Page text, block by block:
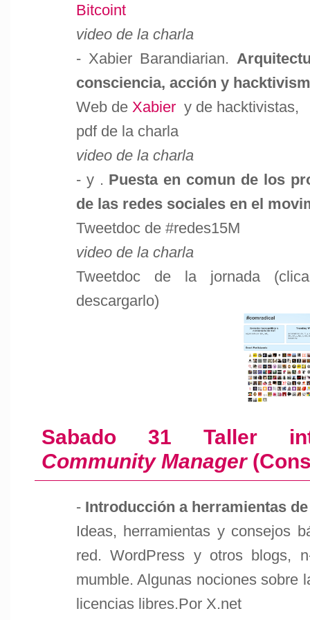
Bitcoint
video de la charla
- Xabier Barandiarian.
consciencia, acción y
Web de Xabier y de hacktivistas,
pdf de la charla
video de la charla
- y . Puesta en comun de los
de las redes sociales en el
Tweetdoc de #redes15M
video de la charla
Tweetdoc de la jornada
descargarlo)
Sabado 31 Taller
Community Manager
- Introducción a herramientas
Ideas, herramientas y consejos
red. WordPress y otros blogs,
mumble. Algunas nociones sobre
licencias libres.Por X.net